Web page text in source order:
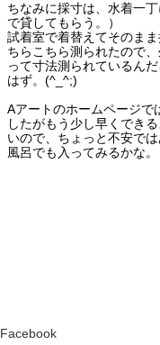
ちなみに採寸は、水着一
で貸してもらう。）
試着室で着替えてそのま
ちらこちら測られたので
って寸法測られているん
はず。(^_^;)
Aアートのホームページで
したがもう少し早くでき
いので、ちょっと不安で
風呂でも入ってみるかな
Facebook